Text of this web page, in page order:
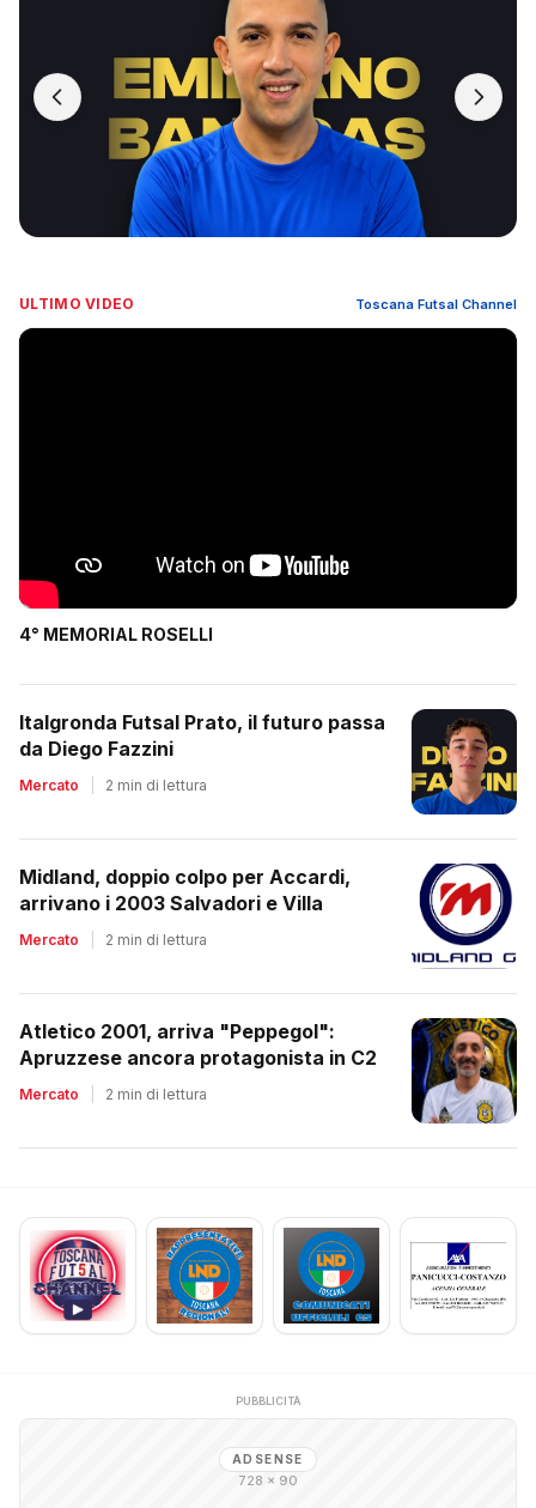
ULTIMO VIDEO Toscana Futsal Channel
4° MEMORIAL ROSELLI
Italgronda Futsal Prato, il futuro passa
da Diego Fazzini
Mercato 2 min di lettura
Midland, doppio colpo per Accardi,
arrivano i 2003 Salvadori e Villa
Mercato 2 min di lettura
Atletico 2001, arriva "Peppegol":
Apruzzese ancora protagonista in C2
Mercato 2 min di lettura
PUBBLICITÀ
ADSENSE
728 × 90